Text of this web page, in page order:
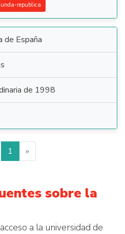
republica
de España
de 1998
1 »
sobre la
a la universidad de